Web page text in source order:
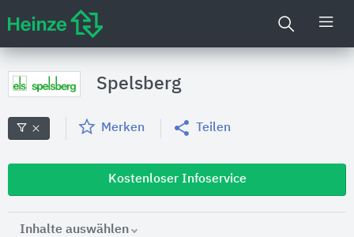
Spelsberg
Merken Teilen
Kostenloser Infoservice
Inhalte auswählen